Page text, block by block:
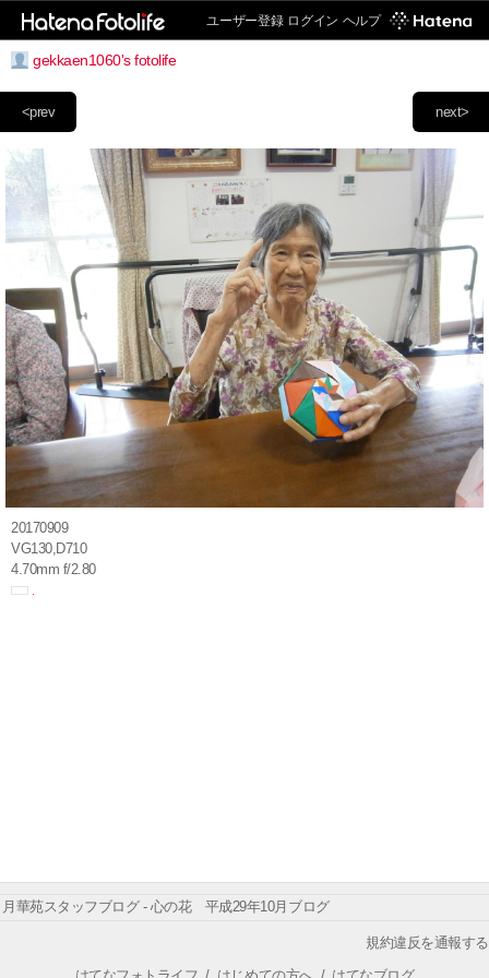
ユーザー登録 ログイン ヘルプ
gekkaen1060's fotolife
next>
<prev
20170909
VG130,D710
4.70mm f/2.80
月華苑スタッフブログ - 心の花 平成29年10月ブログ
規約違反を通報する